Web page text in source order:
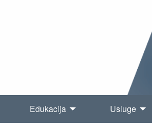
Edukacija Usluge